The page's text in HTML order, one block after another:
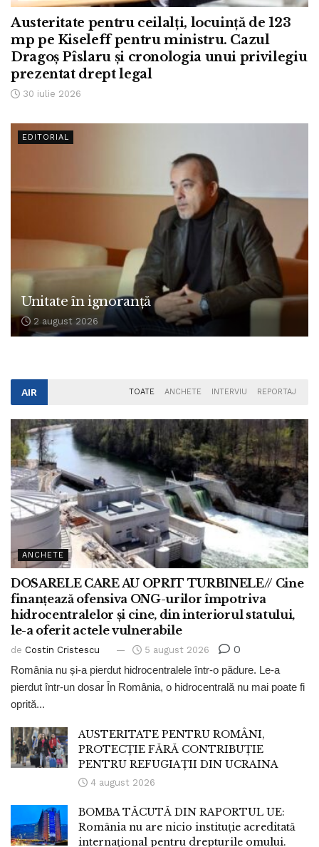
Austeritate pentru ceilalți, locuință de 123
mp pe Kiseleff pentru ministru. Cazul
Dragoș Pîslaru și cronologia unui privilegiu
prezentat drept legal
30 iulie 2026
EDITORIAL
Unitate în ignoranță
2 august 2026
AIR TOATE ANCHETE INTERVIU REPORTAJ
ANCHETE
DOSARELE CARE AU OPRIT TURBINELE// Cine
finanțează ofensiva ONG-urilor împotriva
hidrocentralelor și cine, din interiorul statului,
le-a oferit actele vulnerabile
de Costin Cristescu 5 august 2026 0
România nu și-a pierdut hidrocentralele într-o pădure. Le-a
pierdut într-un dosar În România, o hidrocentrală nu mai poate fi
oprită...
AUSTERITATE PENTRU ROMÂNI,
PROTECȚIE FĂRĂ CONTRIBUȚIE
PENTRU REFUGIAȚII DIN UCRAINA
4 august 2026
BOMBA TĂCUTĂ DIN RAPORTUL UE:
România nu are nicio instituție acreditată
internațional pentru drepturile omului.